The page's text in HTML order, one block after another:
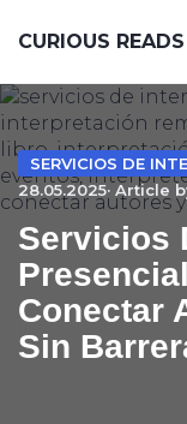
CURIOUS READS
SERVICIOS DE
28.05.2025· Article
Servicios
Conectar
Sin